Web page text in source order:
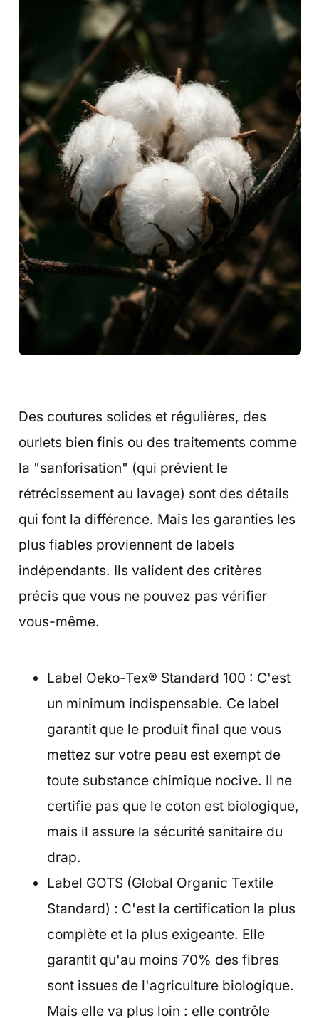
Des coutures solides et régulières, des
ourlets bien finis ou des traitements comme
la "sanforisation" (qui prévient le
rétrécissement au lavage) sont des détails
qui font la différence. Mais les garanties les
plus fiables proviennent de labels
indépendants. Ils valident des critères
précis que vous ne pouvez pas vérifier
vous-même.
Label Oeko-Tex® Standard 100 : C'est
un minimum indispensable. Ce label
garantit que le produit final que vous
mettez sur votre peau est exempt de
toute substance chimique nocive. Il ne
certifie pas que le coton est biologique,
mais il assure la sécurité sanitaire du
drap.
Label GOTS (Global Organic Textile
Standard) : C'est la certification la plus
complète et la plus exigeante. Elle
garantit qu'au moins 70% des fibres
sont issues de l'agriculture biologique.
Mais elle va plus loin : elle contrôle